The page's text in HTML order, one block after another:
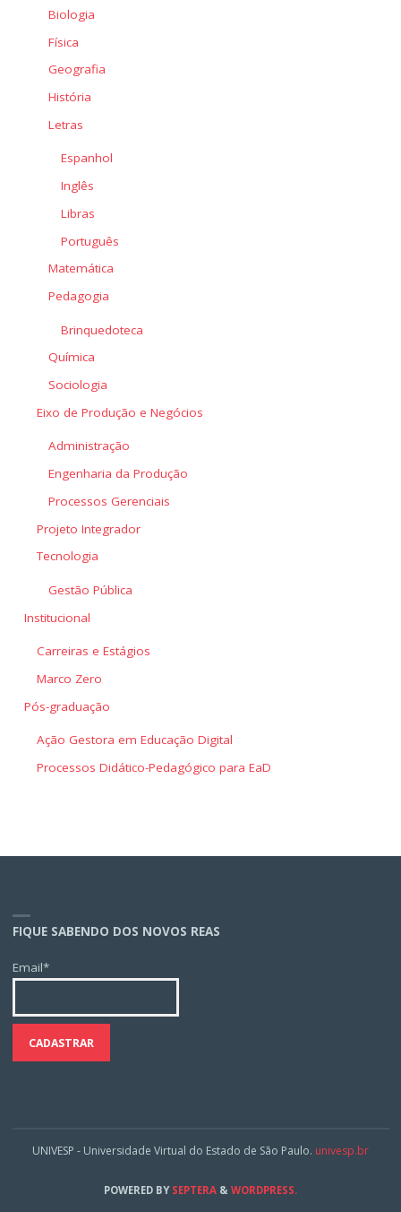
Biologia
Física
Geografia
História
Letras
Espanhol
Inglês
Libras
Português
Matemática
Pedagogia
Brinquedoteca
Química
Sociologia
Eixo de Produção e Negócios
Administração
Engenharia da Produção
Processos Gerenciais
Projeto Integrador
Tecnologia
Gestão Pública
Institucional
Carreiras e Estágios
Marco Zero
Pós-graduação
Ação Gestora em Educação Digital
Processos Didático-Pedagógico para EaD
FIQUE SABENDO DOS NOVOS REAS
Email*
UNIVESP - Universidade Virtual do Estado de São Paulo. univesp.br
POWERED BYSEPTERA & WORDPRESS.